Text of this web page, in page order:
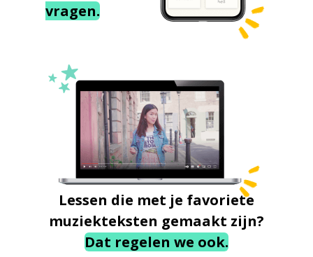
vragen.
Lessen die met je favoriete
muziekteksten gemaakt zijn?
Dat regelen we ook.